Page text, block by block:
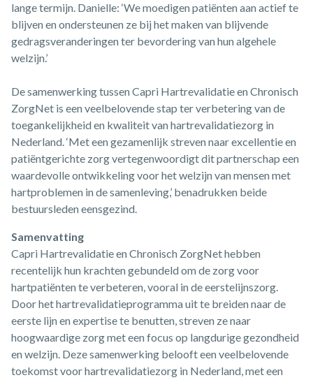
lange termijn. Danielle: ‘We moedigen patiënten aan actief te
blijven en ondersteunen ze bij het maken van blijvende
gedragsveranderingen ter bevordering van hun algehele
welzijn.’
De samenwerking tussen Capri Hartrevalidatie en Chronisch
ZorgNet is een veelbelovende stap ter verbetering van de
toegankelijkheid en kwaliteit van hartrevalidatiezorg in
Nederland. ‘Met een gezamenlijk streven naar excellentie en
patiëntgerichte zorg vertegenwoordigt dit partnerschap een
waardevolle ontwikkeling voor het welzijn van mensen met
hartproblemen in de samenleving,’ benadrukken beide
bestuursleden eensgezind.
Samenvatting
Capri Hartrevalidatie en Chronisch ZorgNet hebben
recentelijk hun krachten gebundeld om de zorg voor
hartpatiënten te verbeteren, vooral in de eerstelijnszorg.
Door het hartrevalidatieprogramma uit te breiden naar de
eerste lijn en expertise te benutten, streven ze naar
hoogwaardige zorg met een focus op langdurige gezondheid
en welzijn. Deze samenwerking belooft een veelbelovende
toekomst voor hartrevalidatiezorg in Nederland, met een